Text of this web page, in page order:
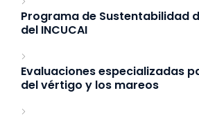
Programa de Sustentabilidad
del INCUCAI
Evaluaciones especializadas
del vértigo y los mareos